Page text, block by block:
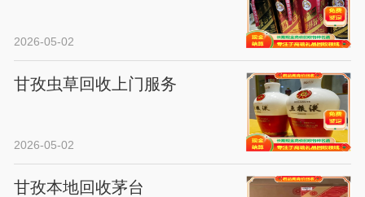
2026-05-02
甘孜虫草回收上门服务
2026-05-02
甘孜本地回收茅台